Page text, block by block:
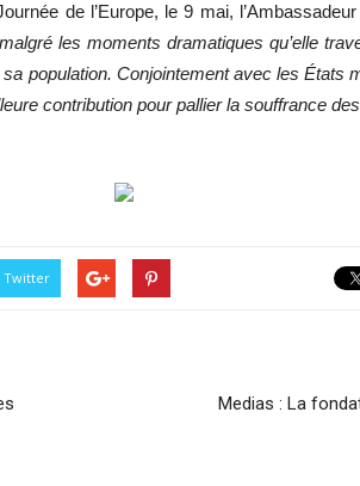
de l’Europe, le 9 mai,
les moments dramatiques qu’elle
population. Conjointement avec les États
contribution pour pallier la souffrance
Twitter
Medias : La